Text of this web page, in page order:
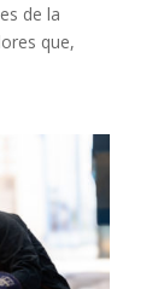
de la
que,